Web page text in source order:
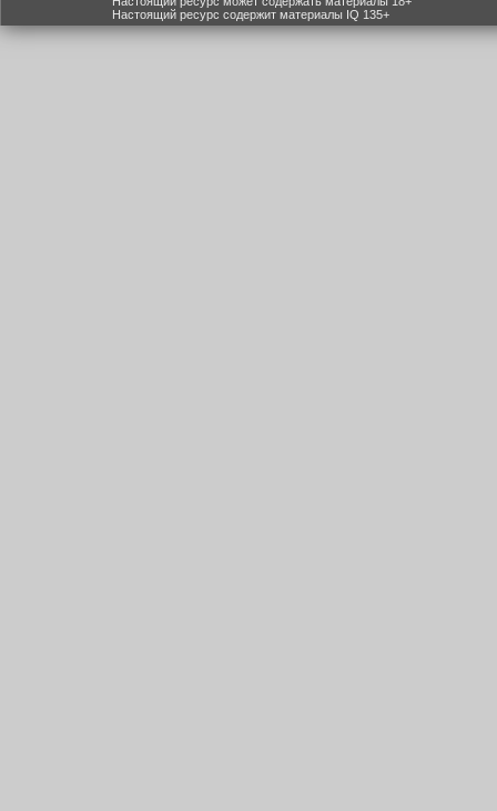
Настоящий ресурс содержит материалы IQ 135+